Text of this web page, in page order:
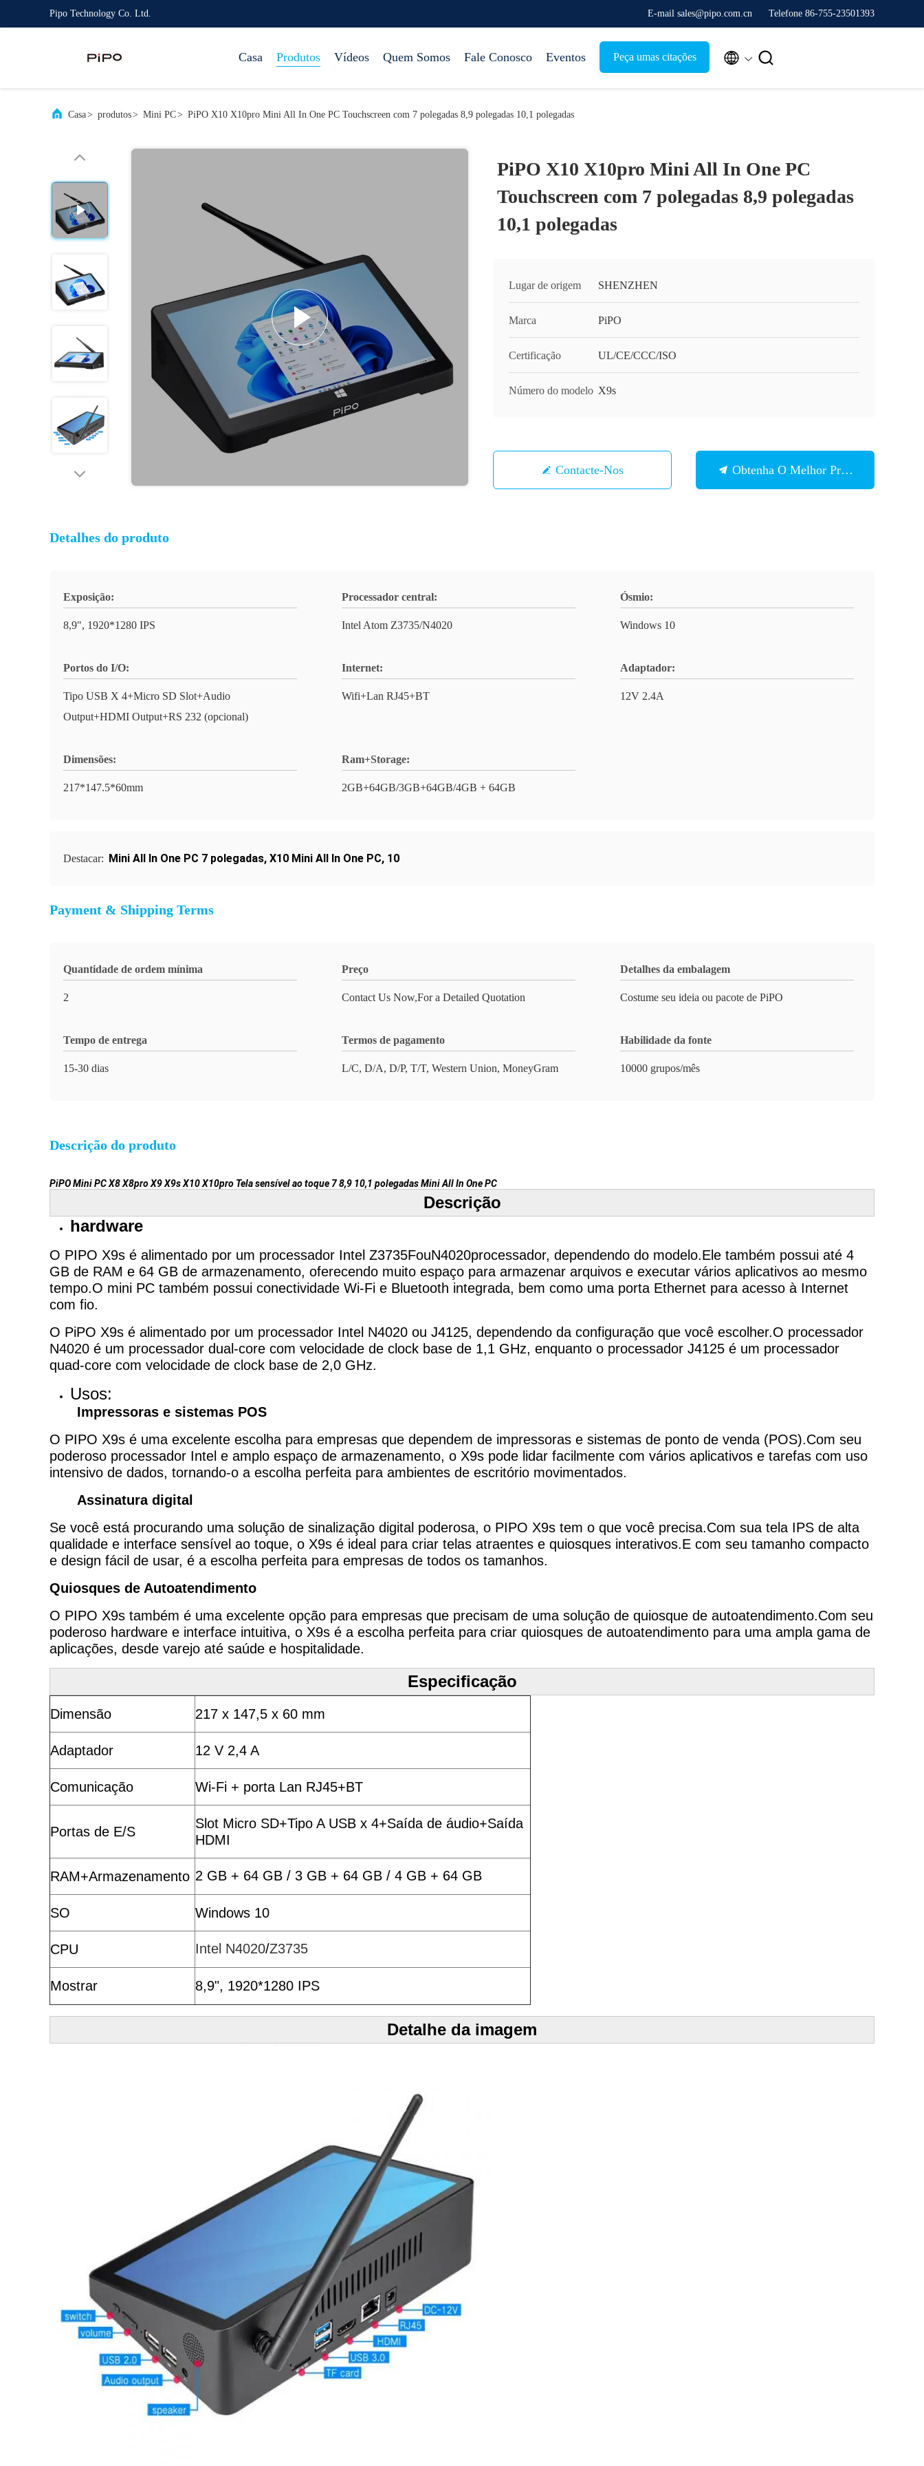
Pipo Technology Co. Ltd. E-mail sales@pipo.com.cn Telefone 86-755-23501393
Casa Produtos Vídeos Quem Somos Fale Conosco Eventos Peça umas citações  
Casa> produtos> Mini PC> PiPO X10 X10pro Mini All In One PC Touchscreen com 7 polegadas 8,9 polegadas 10,1 polegadas
PiPO X10 X10pro Mini All In One PC
Touchscreen com 7 polegadas 8,9 polegadas
10,1 polegadas
Lugar de origem SHENZHEN
Marca PiPO
Certificação UL/CE/CCC/ISO
Número do modelo X9s
Contacte-Nos Obtenha O Melhor Preço
Detalhes do produto
Exposição:
8,9", 1920*1280 IPS
Processador central:
Intel Atom Z3735/N4020
Ósmio:
Windows 10
Portos do I/O:
Tipo USB X 4+Micro SD Slot+Audio
Output+HDMI Output+RS 232 (opcional)
Internet:
Wifi+Lan RJ45+BT
Adaptador:
12V 2.4A
Dimensões:
217*147.5*60mm
Ram+Storage:
2GB+64GB/3GB+64GB/4GB + 64GB
Destacar: Mini All In One PC 7 polegadas, X10 Mini All In One PC, 10
Payment & Shipping Terms
Quantidade de ordem mínima
2
Preço
Contact Us Now,For a Detailed Quotation
Detalhes da embalagem
Costume seu ideia ou pacote de PiPO
Tempo de entrega
15-30 dias
Termos de pagamento
L/C, D/A, D/P, T/T, Western Union, MoneyGram
Habilidade da fonte
10000 grupos/mês
Descrição do produto
PiPO Mini PC X8 X8pro X9 X9s X10 X10pro Tela sensível ao toque 7 8,9 10,1 polegadas Mini All In One PC
Descrição
hardware
O PIPO X9s é alimentado por um processador Intel Z3735FouN4020processador, dependendo do modelo.Ele também possui até 4
GB de RAM e 64 GB de armazenamento, oferecendo muito espaço para armazenar arquivos e executar vários aplicativos ao mesmo
tempo.O mini PC também possui conectividade Wi-Fi e Bluetooth integrada, bem como uma porta Ethernet para acesso à Internet
com fio.
O PiPO X9s é alimentado por um processador Intel N4020 ou J4125, dependendo da configuração que você escolher.O processador
N4020 é um processador dual-core com velocidade de clock base de 1,1 GHz, enquanto o processador J4125 é um processador
quad-core com velocidade de clock base de 2,0 GHz.
Usos:
Impressoras e sistemas POS
O PIPO X9s é uma excelente escolha para empresas que dependem de impressoras e sistemas de ponto de venda (POS).Com seu
poderoso processador Intel e amplo espaço de armazenamento, o X9s pode lidar facilmente com vários aplicativos e tarefas com uso
intensivo de dados, tornando-o a escolha perfeita para ambientes de escritório movimentados.
Assinatura digital
Se você está procurando uma solução de sinalização digital poderosa, o PIPO X9s tem o que você precisa.Com sua tela IPS de alta
qualidade e interface sensível ao toque, o X9s é ideal para criar telas atraentes e quiosques interativos.E com seu tamanho compacto
e design fácil de usar, é a escolha perfeita para empresas de todos os tamanhos.
Quiosques de Autoatendimento
O PIPO X9s também é uma excelente opção para empresas que precisam de uma solução de quiosque de autoatendimento.Com seu
poderoso hardware e interface intuitiva, o X9s é a escolha perfeita para criar quiosques de autoatendimento para uma ampla gama de
aplicações, desde varejo até saúde e hospitalidade.
Especificação
Dimensão 217 x 147,5 x 60 mm
Adaptador 12 V 2,4 A
Comunicação Wi-Fi + porta Lan RJ45+BT
Portas de E/S
Slot Micro SD+Tipo A USB x 4+Saída de áudio+Saída
HDMI
RAM+Armazenamento 2 GB + 64 GB / 3 GB + 64 GB / 4 GB + 64 GB
SO Windows 10
CPU Intel N4020/Z3735
Mostrar 8,9", 1920*1280 IPS
Detalhe da imagem